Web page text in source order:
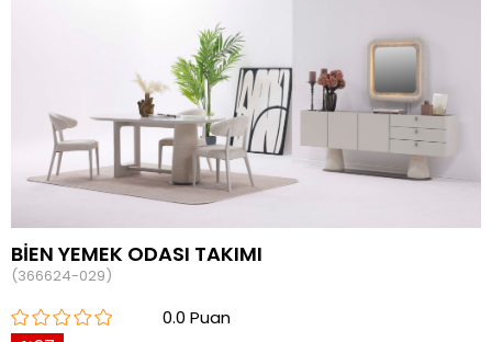
BİEN YEMEK ODASI TAKIMI
(366624-029)
0.0